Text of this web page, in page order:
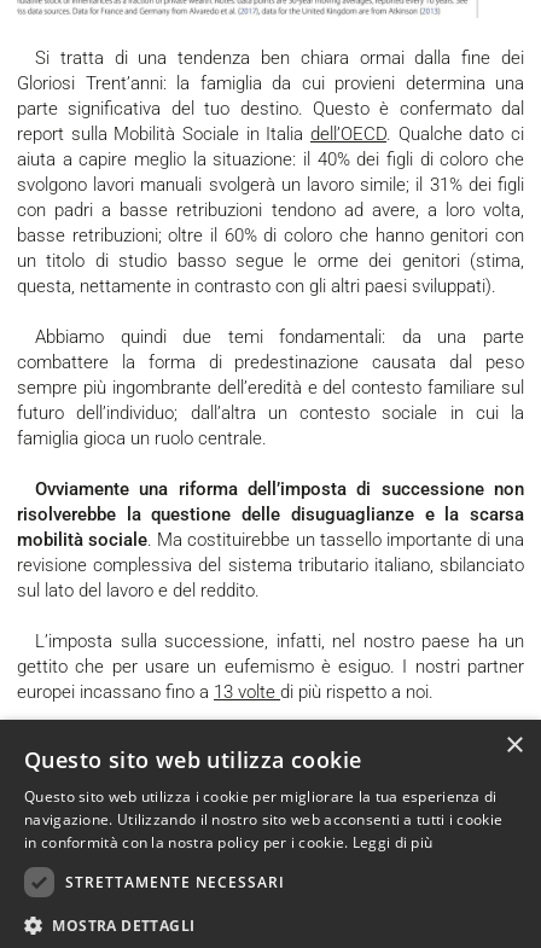
Si tratta di una tendenza ben chiara ormai dalla fine dei
Gloriosi Trent’anni: la famiglia da cui provieni determina una
parte significativa del tuo destino. Questo è confermato dal
report sulla Mobilità Sociale in Italia dell’OECD. Qualche dato ci
aiuta a capire meglio la situazione: il 40% dei figli di coloro che
svolgono lavori manuali svolgerà un lavoro simile; il 31% dei figli
con padri a basse retribuzioni tendono ad avere, a loro volta,
basse retribuzioni; oltre il 60% di coloro che hanno genitori con
un titolo di studio basso segue le orme dei genitori (stima,
questa, nettamente in contrasto con gli altri paesi sviluppati).
Abbiamo quindi due temi fondamentali: da una parte
combattere la forma di predestinazione causata dal peso
sempre più ingombrante dell’eredità e del contesto familiare sul
futuro dell’individuo; dall’altra un contesto sociale in cui la
famiglia gioca un ruolo centrale.
Ovviamente una riforma dell’imposta di successione non
risolverebbe la questione delle disuguaglianze e la scarsa
mobilità sociale. Ma costituirebbe un tassello importante di una
revisione complessiva del sistema tributario italiano, sbilanciato
sul lato del lavoro e del reddito.
L’imposta sulla successione, infatti, nel nostro paese ha un
gettito che per usare un eufemismo è esiguo. I nostri partner
europei incassano fino a 13 volte di più rispetto a noi.
quantomai necessaria. Affinché, come dicevamo prima, non
vada ad impattare sulla classe media, di per sé impoverita in
questi anni, la necessità di abbassare la franchigia, piuttosto
alta, deve andare di pari passo con un sistema di aliquote
altamente progressivo.
×
Questo sito web utilizza cookie
Questo sito web utilizza i cookie per migliorare la tua esperienza di
navigazione. Utilizzando il nostro sito web acconsenti a tutti i cookie
in conformità con la nostra policy per i cookie. Leggi di più
STRETTAMENTE NECESSARI
MOSTRA DETTAGLI